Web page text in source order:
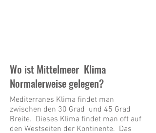
Wo ist Mittelmeer Klima
Normalerweise gelegen?
Mediterranes Klima findet man
zwischen den 30 Grad und 45 Grad
Breite. Dieses Klima findet man oft auf
den Westseiten der Kontinente. Das